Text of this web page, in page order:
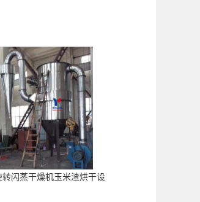
转闪蒸干燥机玉米渣烘干设